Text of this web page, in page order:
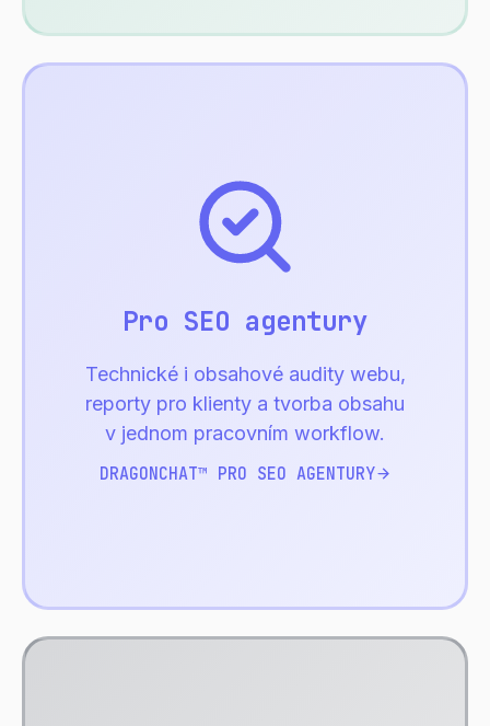
Pro SEO agentury
Technické i obsahové audity webu,
reporty pro klienty a tvorba obsahu
v jednom pracovním workflow.
DRAGONCHAT™ PRO SEO AGENTURY